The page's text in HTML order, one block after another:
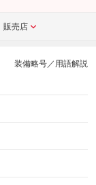
販売店
装備略号／用語解説